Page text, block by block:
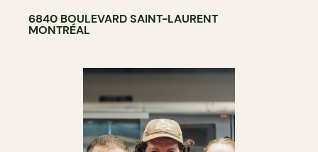
6840 BOULEVARD SAINT-LAURENT
MONTRÉAL